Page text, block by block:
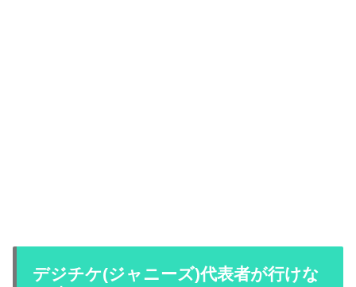
デジチケ(ジャニーズ)代表者が行けな